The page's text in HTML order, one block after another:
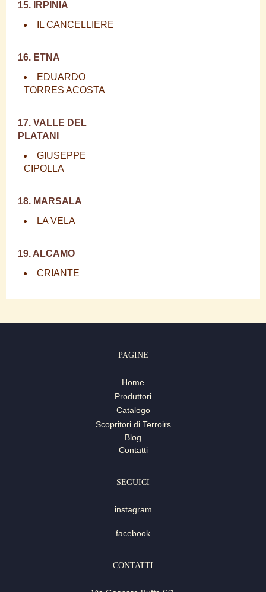
15. IRPINIA
IL CANCELLIERE
16. ETNA
EDUARDO
TORRES ACOSTA
17. VALLE DEL
PLATANI
GIUSEPPE
CIPOLLA
18. MARSALA
LA VELA
19. ALCAMO
CRIANTE
PAGINE
Home
Produttori
Catalogo
Scopritori di Terroirs
Blog
Contatti
SEGUICI
instagram
facebook
CONTATTI